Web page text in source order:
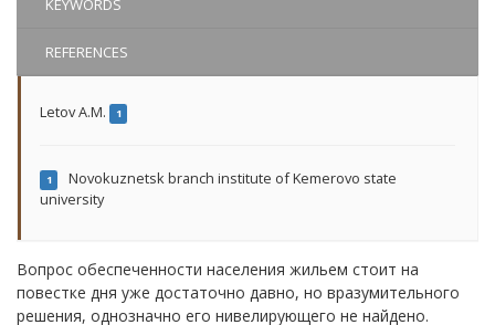
KEYWORDS
REFERENCES
Letov A.M. 1
1
Novokuznetsk branch institute of Kemerovo state
university
Вопрос обеспеченности населения жильем стоит на
повестке дня уже достаточно давно, но вразумительного
решения, однозначно его нивелирующего не найдено.